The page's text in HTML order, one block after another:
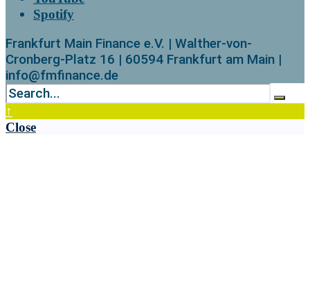
Spotify
Frankfurt Main Finance e.V. | Walther-von-
Cronberg-Platz 16 | 60594 Frankfurt am Main |
info@fmfinance.de
↑
Close